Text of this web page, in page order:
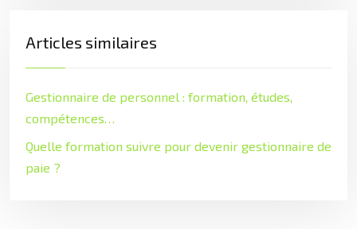
Articles similaires
Gestionnaire de personnel : formation, études,
compétences…
Quelle formation suivre pour devenir gestionnaire de
paie ?